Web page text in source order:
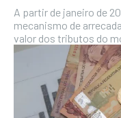
A partir de janeiro de
mecanismo de
valor dos tributos do